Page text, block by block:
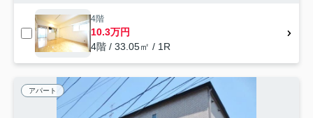
4階
10.3万円
4階 / 33.05㎡ / 1R
アパート